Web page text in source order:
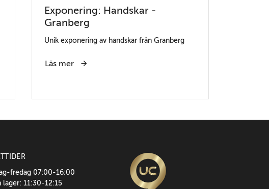
Exponering: Handskar -
Granberg
Unik exponering av handskar från Granberg
Läs mer
fredag 07:00-16:00
lager: 11:30-12:15